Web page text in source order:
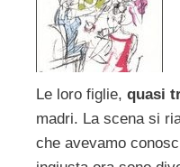
Le loro figlie, quasi
madri. La scena si
che avevamo